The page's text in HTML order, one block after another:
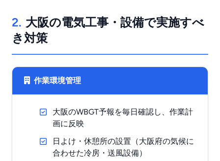
2. 大阪の電気工事・設備で実施すべ
き対策
作業環境管理
大阪のWBGT予報を毎日確認し、作業計
画に反映
日よけ・休憩所の設置（大阪府の気候に
合わせた冷房・送風設備）